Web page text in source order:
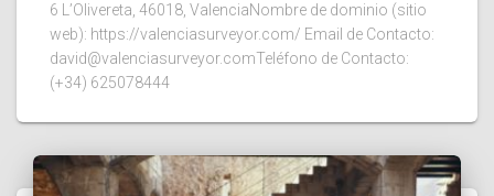
6 L’Olivereta, 46018, ValenciaNombre de dominio (sitio
web): https://valenciasurveyor.com/ Email de Contacto:
david@valenciasurveyor.comTeléfono de Contacto:
(+34) 625078444